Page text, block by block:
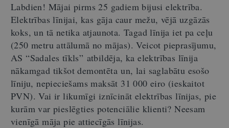
Labdien! Mājai pirms 25 gadiem bijusi elektrība.
Elektrības līnijai, kas gāja caur mežu, vējā uzgāzās
koks, un tā netika atjaunota. Tagad līnija iet pa ceļu
(250 metru attālumā no mājas). Veicot pieprasījumu,
AS “Sadales tīkls” atbildēja, ka elektrības līnija
nākamgad tikšot demontēta un,lai saglabātu esošo
līniju, nepieciešams maksāt 31 000 eiro (ieskaitot
PVN). Vai ir likumīgi iznīcināt elektrības līnijas, pie
kurām var pieslēgties potenciālie klienti? Neesam
vienīgā māja pie attiecīgās līnijas.